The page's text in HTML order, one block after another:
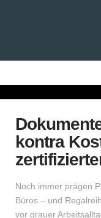
kontra
Noch immer prägen
Büros – und
vor grauer